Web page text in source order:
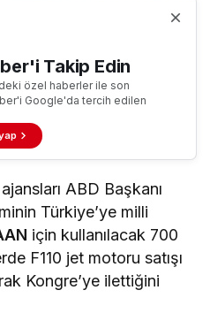
Takip Edin
özel haberler ile son
Google'da tercih edilen
ABD Başkanı
Türkiye’ye milli
için kullanılacak 700
F110 jet motoru satışı
Kongre’ye ilettiğini